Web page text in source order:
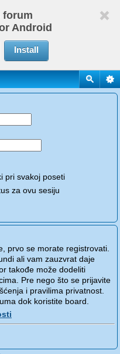
forum
Android
Install
pri svakoj poseti
za ovu sesiju
prvo se morate registrovati.
ali vam zauzvrat daje
takođe može dodeliti
Pre nego što se prijavite
i pravilima privatnost.
dok koristite board.